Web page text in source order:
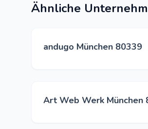
Ähnliche
andugo München 80339
Art Web Werk München